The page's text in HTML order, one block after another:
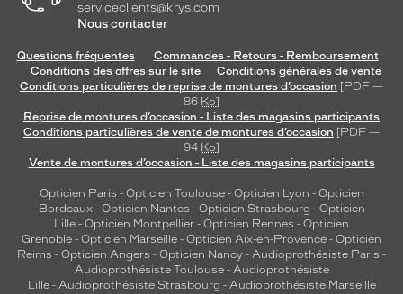
serviceclients@krys.com
Nous contacter
Questions fréquentes
Commandes - Retours - Remboursement
Conditions des offres sur le site
Conditions générales de vente
Conditions particulières de reprise de montures d’occasion [PDF —
86 Ko]
Reprise de montures d’occasion - Liste des magasins participants
Conditions particulières de vente de montures d’occasion [PDF —
94 Ko]
Vente de montures d’occasion - Liste des magasins participants
Opticien Paris - Opticien Toulouse- Opticien Lyon - Opticien
Bordeaux- Opticien Nantes - Opticien Strasbourg - Opticien
Lille - Opticien Montpellier - Opticien Rennes - Opticien
Grenoble - Opticien Marseille - Opticien Aix-en-Provence - Opticien
Reims - Opticien Angers - Opticien Nancy - Audioprothésiste Paris -
Audioprothésiste Toulouse- Audioprothésiste
Lille- Audioprothésiste Strasbourg - Audioprothésiste Marseille